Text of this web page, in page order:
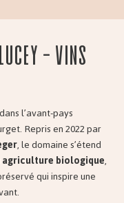
- Vins
l’avant-pays
Repris en 2022 par
, le domaine s’étend
agriculture biologique,
qui inspire une